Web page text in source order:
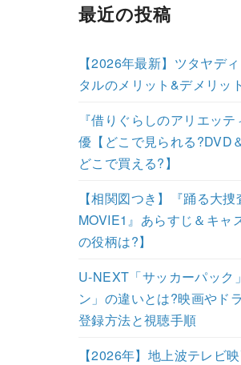
最近の投稿
【2026年最新】ツタヤデ
タルのメリット&デメリッ
『借りぐらしのアリエッ
優【どこで見られる?DVD
どこで買える?】
【相関図つき】『踊る大
MOVIE1』あらすじ＆キャ
の役柄は?】
U-NEXT「サッカーパック
ン」の違いとは?映画やド
登録方法と視聴手順
【2026年】地上波テレビ